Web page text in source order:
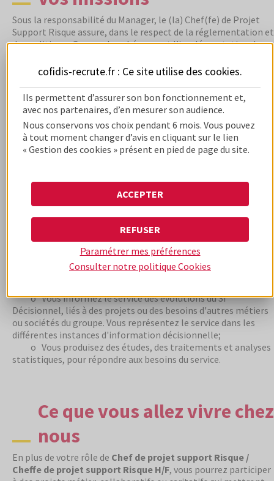
Sous la responsabilité du Manager, le (la) Chef(fe) de Projet
Support Risque assure, dans le respect de la réglementation et
des politiques Groupe, la cohérence et l’implémentation de
conformément au besoin métiers. Il conçoit et développe les
règles de façon fiable, souple et pertinente. Il contribue ainsi
au développement sécurisé du business de l’entreprise.
Vous garantissez la cohérence et l'implémentation des
règles de gestion automatisées dans le système d'information
des règles tout en assurant un "service" client de qualité.
utilisateurs;
o Vous implémentez les règles de gestion et contribuez au
déploiement en production des règles;
o Vous maintenez les documentations des règles.
Vous prenez en charge les projets liés au SI Décisionnel,
vous coordonnez les besoins métier du service, les synthétisez
et les relayez vers les administrateurs décisionnels. Vous
organisez et participez aux tests et recettes des nouvelles
o Vous informez le service des évolutions du SI
Décisionnel, liés à des projets ou des besoins d'autres métiers
ou sociétés du groupe. Vous représentez le service dans les
différentes instances d'information décisionnelle;
o Vous produisez des études, des traitements et analyses
statistiques, pour répondre aux besoins du service.
Ce que vous allez vivre chez
nous
En plus de votre rôle de Chef de projet support Risque /
Cheffe de projet support Risque H/F, vous pourrez participer
cofidis-recrute.fr : Ce site utilise des cookies.
Ils permettent d’assurer son bon fonctionnement et,
avec nos partenaires, d’en mesurer son audience.
Nous conservons vos choix pendant 6 mois. Vous pouvez
à tout moment changer d’avis en cliquant sur le lien
« Gestion des cookies » présent en pied de page du site.
ACCEPTER
REFUSER
Paramétrer mes préférences
Consulter notre politique Cookies